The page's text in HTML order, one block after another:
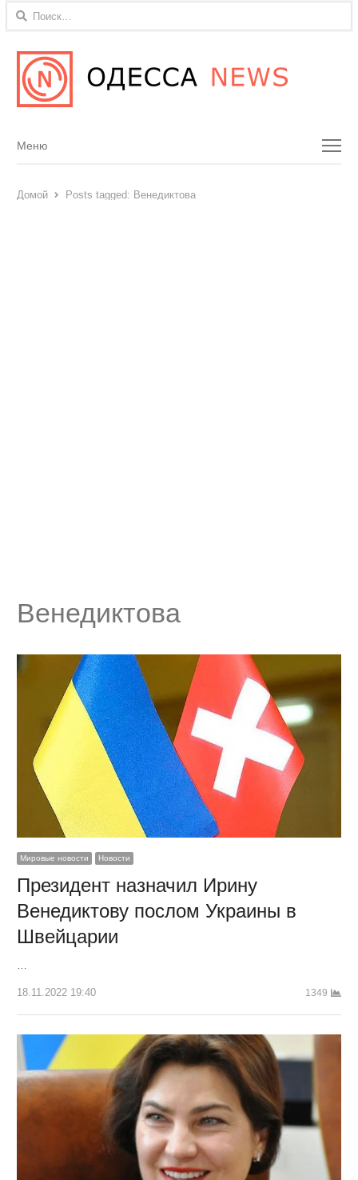
Найти:
Menu
Меню
Домой Posts tagged: Венедиктова
Венедиктова
Мировые новости Новости
Президент назначил Ирину
Венедиктову послом Украины в
Швейцарии
18.11.2022 19:40 1349